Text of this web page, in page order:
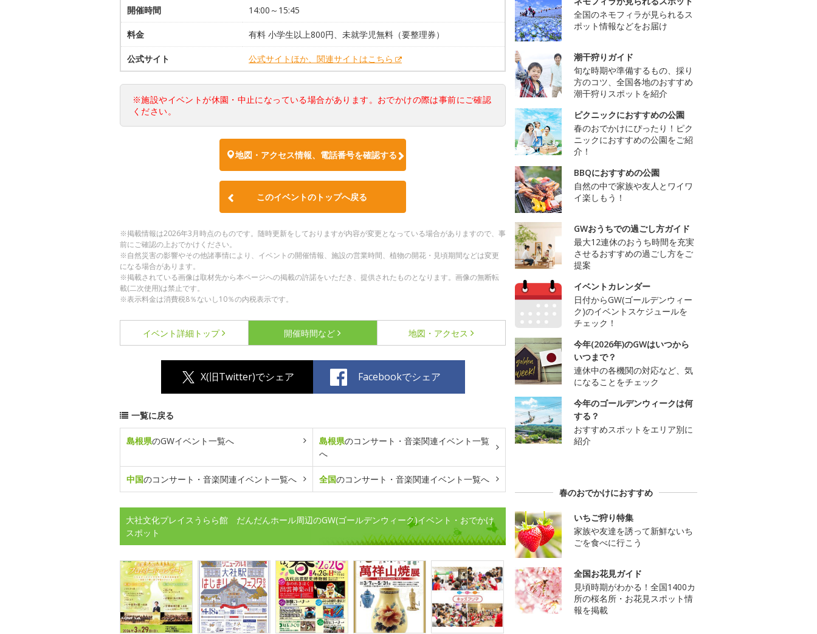
開催時間 14:00～15:45
料金 有料 小学生以上800円、未就学児無料（要整理券）
公式サイト 公式サイトほか、関連サイトはこちら
※施設やイベントが休園・中止になっている場合があります。おでかけの際は事前にご確認
ください。
地図・アクセス情報、電話番号を確認する
このイベントのトップへ戻る
※掲載情報は2026年3月時点のものです。随時更新をしておりますが内容が変更となっている場合がありますので、事
前にご確認の上おでかけください。
※自然災害の影響やその他諸事情により、イベントの開催情報、施設の営業時間、植物の開花・見頃期間などは変更
になる場合があります。
※掲載されている画像は取材先から本ページへの掲載の許諾をいただき、提供されたものとなります。画像の無断転
載(二次使用)は禁止です。
※表示料金は消費税8％ないし10％の内税表示です。
イベント詳細 トップ 開催時間など 地図・アクセス
X(旧Twitter)でシェア Facebookでシェア
一覧に戻る
島根県のGWイベント一覧へ 島根県のコンサート・音楽関連イベント一覧
へ
中国のコンサート・音楽関連イベント一覧へ 全国のコンサート・音楽関連イベント一覧へ
大社文化プレイスうらら館 だんだんホール周辺のGW(ゴールデンウィーク)イベント・おでかけ
スポット
全国のネモフィラが見られるス
ポット情報などをお届け
潮干狩りガイド
旬な時期や準備するもの、採り
方のコツ、全国各地のおすすめ
潮干狩りスポットを紹介
ピクニックにおすすめの公園
春のおでかけにぴったり！ピク
ニックにおすすめの公園をご紹
介！
BBQにおすすめの公園
自然の中で家族や友人とワイワ
イ楽しもう！
GWおうちでの過ごし方ガイド
最大12連休のおうち時間を充実
させるおすすめの過ごし方をご
提案
イベントカレンダー
日付からGW(ゴールデンウィー
ク)のイベントスケジュールを
チェック！
今年(2026年)のGWはいつから
いつまで？
連休中の各機関の対応など、気
になることをチェック
今年のゴールデンウィークは何
する？
おすすめスポットをエリア別に
紹介
春のおでかけにおすすめ
いちご狩り特集
家族や友達を誘って新鮮ないち
ごを食べに行こう
全国お花見ガイド
見頃時期がわかる！全国1400カ
所の桜名所・お花見スポット情
報を掲載